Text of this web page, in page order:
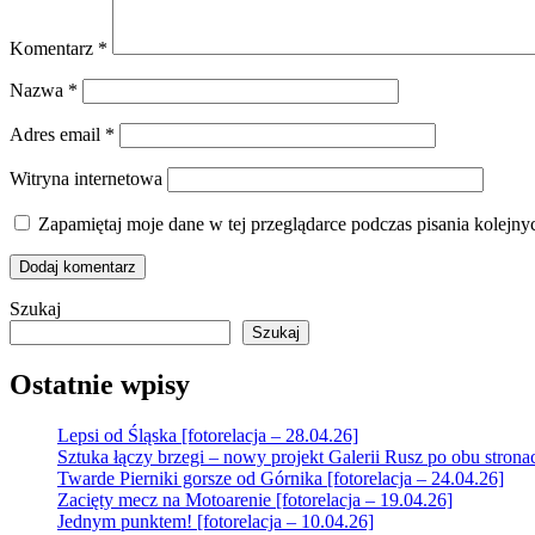
Komentarz *
Nazwa *
Adres email *
Witryna internetowa
Zapamiętaj moje dane w tej przeglądarce podczas pisania
Szukaj
Szukaj
Ostatnie wpisy
Lepsi od Śląska [fotorelacja – 28.04.26]
Sztuka łączy brzegi – nowy projekt Galerii Rusz po obu
Twarde Pierniki gorsze od Górnika [fotorelacja – 24.04.26]
Zacięty mecz na Motoarenie [fotorelacja – 19.04.26]
Jednym punktem! [fotorelacja – 10.04.26]